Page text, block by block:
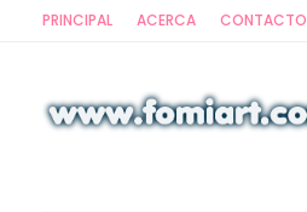
PRINCIPAL ACERCA CONTACTO